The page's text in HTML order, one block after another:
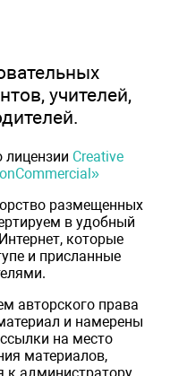
учителей,
лицензии Creative
размещенных
в удобный
которые
и присланные
авторского права
и намерены
на место
материалов,
к администратору